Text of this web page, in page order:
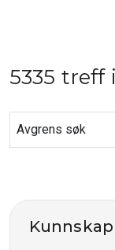
5335 treff i
Avgrens søk